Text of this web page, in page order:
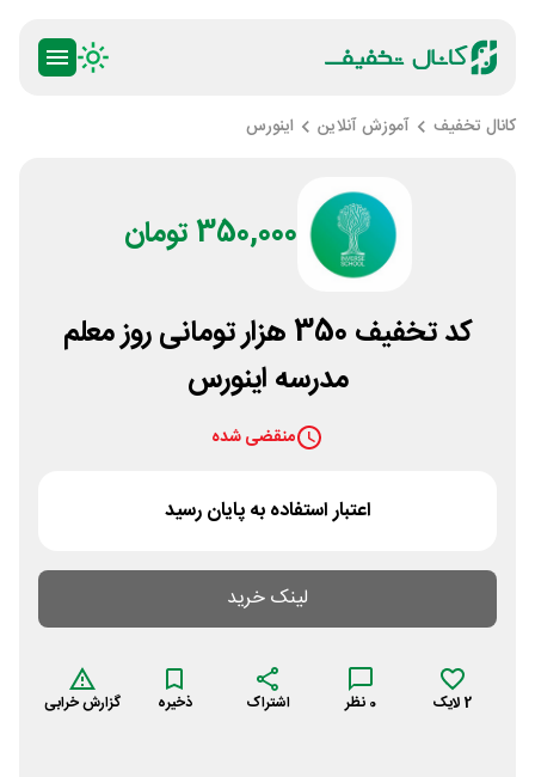
کانال تخفیف آموزش آنلاین اینورس
350,000 تومان
کد تخفیف 350 هزار تومانی روز معلم
مدرسه اینورس
منقضی شده
اعتبار استفاده به پایان رسید
لینک خرید
2لایک 0 نظر اشتراک ذخیره گزارش خرابی